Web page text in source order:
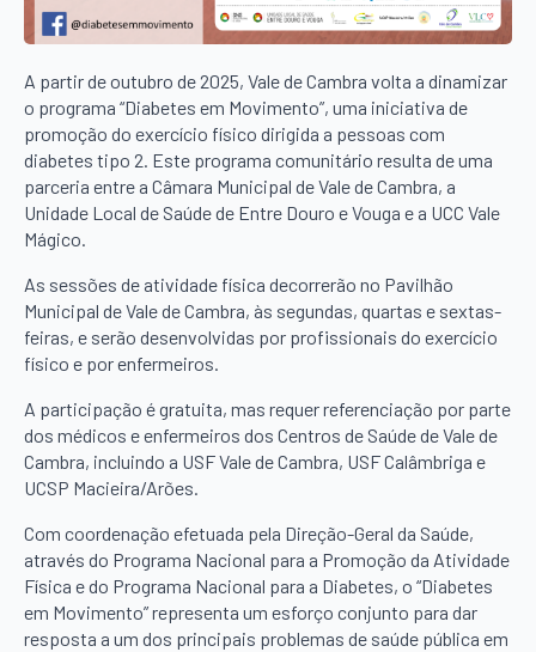
A partir de outubro de 2025, Vale de Cambra volta a dinamizar
o programa “Diabetes em Movimento”, uma iniciativa de
promoção do exercício físico dirigida a pessoas com
diabetes tipo 2. Este programa comunitário resulta de uma
parceria entre a Câmara Municipal de Vale de Cambra, a
Unidade Local de Saúde de Entre Douro e Vouga e a UCC Vale
Mágico.
As sessões de atividade física decorrerão no Pavilhão
Municipal de Vale de Cambra, às segundas, quartas e sextas-
feiras, e serão desenvolvidas por profissionais do exercício
físico e por enfermeiros.
A participação é gratuita, mas requer referenciação por parte
dos médicos e enfermeiros dos Centros de Saúde de Vale de
Cambra, incluindo a USF Vale de Cambra, USF Calâmbriga e
UCSP Macieira/Arões.
Com coordenação efetuada pela Direção-Geral da Saúde,
através do Programa Nacional para a Promoção da Atividade
Física e do Programa Nacional para a Diabetes, o “Diabetes
em Movimento” representa um esforço conjunto para dar
resposta a um dos principais problemas de saúde pública em